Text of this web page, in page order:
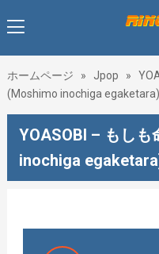
ホームページ » Jpop »
(Moshimo inochiga egaketara)
YOASOBI – もし
inochiga